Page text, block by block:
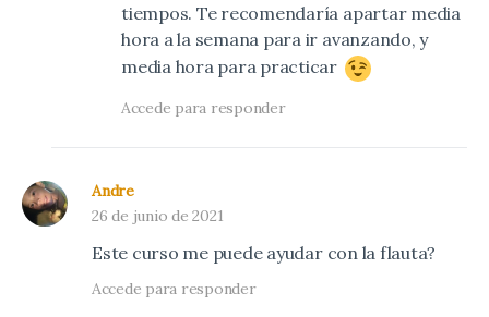
tiempos. Te recomendaría apartar media
hora a la semana para ir avanzando, y
media hora para practicar
Accede para responder
Andre
26 de junio de 2021
Este curso me puede ayudar con la flauta?
Accede para responder